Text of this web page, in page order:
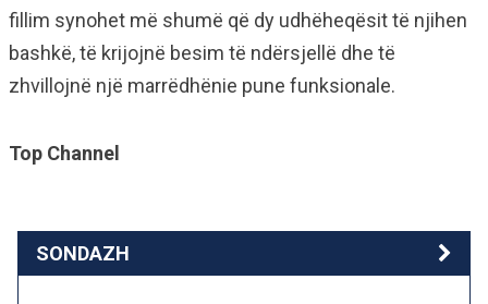
fillim synohet më shumë që dy udhëheqësit të njihen
bashkë, të krijojnë besim të ndërsjellë dhe të
zhvillojnë një marrëdhënie pune funksionale.
Top Channel
SONDAZH